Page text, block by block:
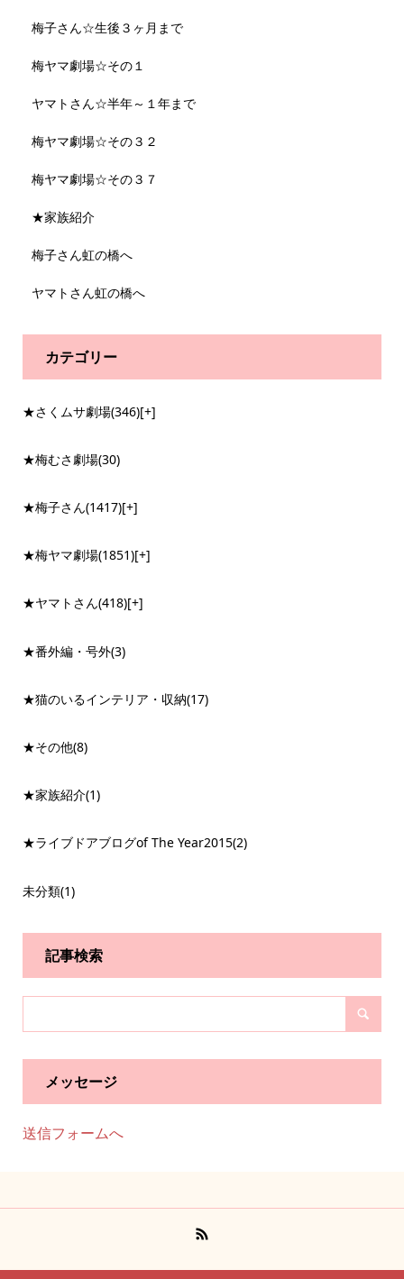
梅子さん☆生後３ヶ月まで
梅ヤマ劇場☆その１
ヤマトさん☆半年～１年まで
梅ヤマ劇場☆その３２
梅ヤマ劇場☆その３７
★家族紹介
梅子さん虹の橋へ
ヤマトさん虹の橋へ
カテゴリー
★さくムサ劇場(346)[+]
★梅むさ劇場(30)
★梅子さん(1417)[+]
★梅ヤマ劇場(1851)[+]
★ヤマトさん(418)[+]
★番外編・号外(3)
★猫のいるインテリア・収納(17)
★その他(8)
★家族紹介(1)
★ライブドアブログof The Year2015(2)
未分類(1)
記事検索
メッセージ
送信フォームへ